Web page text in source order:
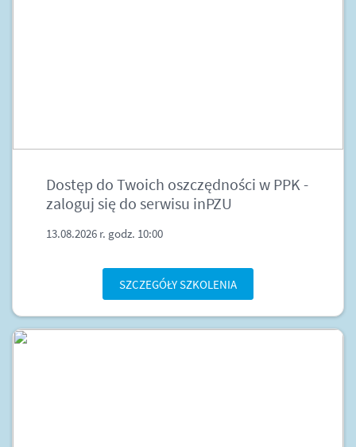
Dostęp do Twoich oszczędności w PPK -
zaloguj się do serwisu inPZU
13.08.2026 r. godz. 10:00
SZCZEGÓŁY SZKOLENIA